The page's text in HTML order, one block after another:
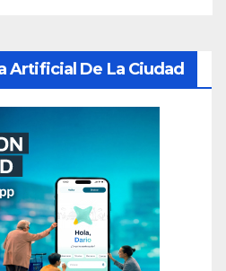
Artificial De La Ciudad